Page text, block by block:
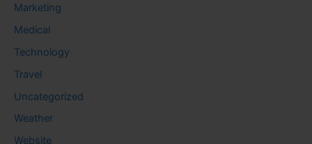
Marketing
Medical
Technology
Travel
Uncategorized
Weather
Website